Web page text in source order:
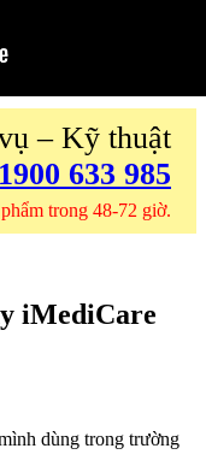
– Kỹ thuật
1900 633 985
trong 48-72 giờ.
iMediCare
dùng trong trường